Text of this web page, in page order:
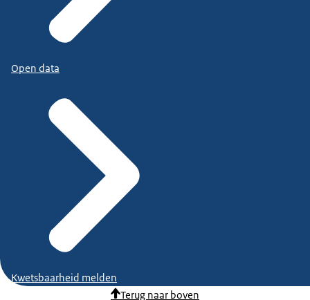
Open data
Kwetsbaarheid melden
Terug naar boven